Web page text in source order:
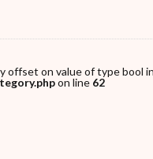
offset on value of type bool in
on line 62